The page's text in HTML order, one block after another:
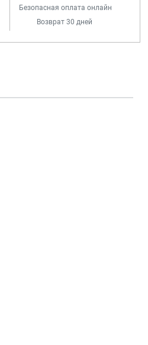
Безопасная оплата онлайн
Возврат 30 дней